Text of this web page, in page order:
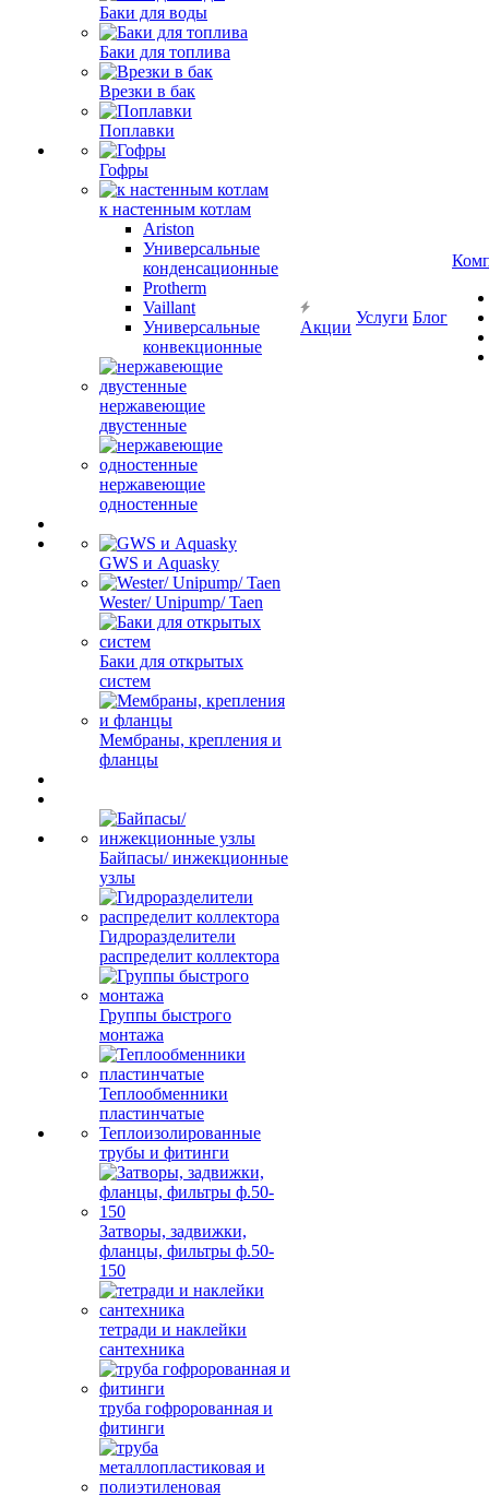
Баки для воды
Баки для топлива
Врезки в бак
Поплавки
Гофры
к настенным котлам
Ariston
Универсальные
конденсационные
Protherm
Vaillant
Универсальные
конвекционные
нержавеющие
двустенные
нержавеющие
одностенные
GWS и Aquasky
Wester/ Unipump/ Taen
Баки для открытых
систем
Мембраны, крепления и
фланцы
Байпасы/ инжекционные
узлы
Гидроразделители
распределит коллектора
Группы быстрого
монтажа
Теплообменники
пластинчатые
Теплоизолированные
трубы и фитинги
Затворы, задвижки,
фланцы, фильтры ф.50-
150
тетради и наклейки
сантехника
труба гофророванная и
фитинги
Акции
Услуги Блог